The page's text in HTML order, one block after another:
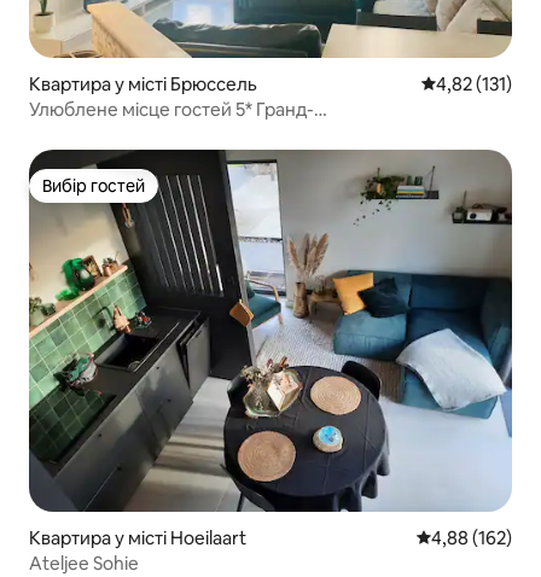
Квартира у місті Брюссель Середня
4,82 (131)
Улюблене місце гостей 5* Гранд-
Вибір гостей
Вибір гостей
Квартира у місті Hoeilaart Середня
4,88 (162)
Ateljee Sohie